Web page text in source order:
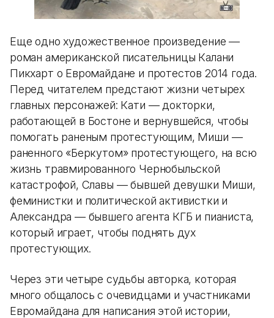
Еще одно художественное произведение —
роман американской писательницы Калани
Пикхарт о Евромайдане и протестов 2014 года.
Перед читателем предстают жизни четырех
главных персонажей: Кати — докторки,
работающей в Бостоне и вернувшейся, чтобы
помогать раненым протестующим, Миши —
раненного «Беркутом» протестующего, на всю
жизнь травмированного Чернобыльской
катастрофой, Славы — бывшей девушки Миши,
феминистки и политической активистки и
Александра — бывшего агента КГБ и пианиста,
который играет, чтобы поднять дух
протестующих.
Через эти четыре судьбы авторка, которая
много общалось с очевидцами и участниками
Евромайдана для написания этой истории,